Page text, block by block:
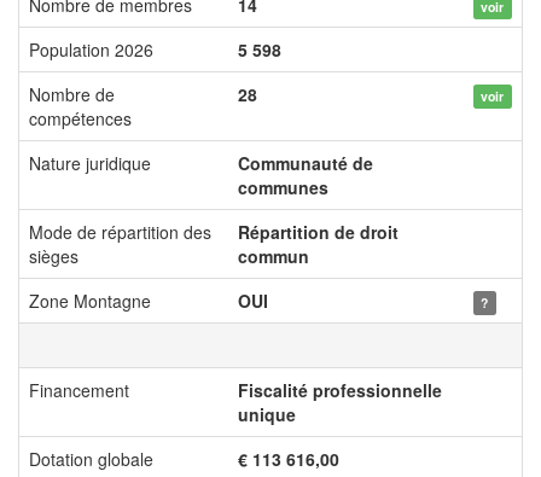
Nombre de membres 14 voir
Population 2026
5 598
Nombre de
compétences
28 voir
Nature juridique
Communauté de
communes
Mode de répartition des
sièges
Répartition de droit
commun
Zone Montagne
OUI ?
Financement
Fiscalité professionnelle
unique
Dotation globale
€ 113 616,00